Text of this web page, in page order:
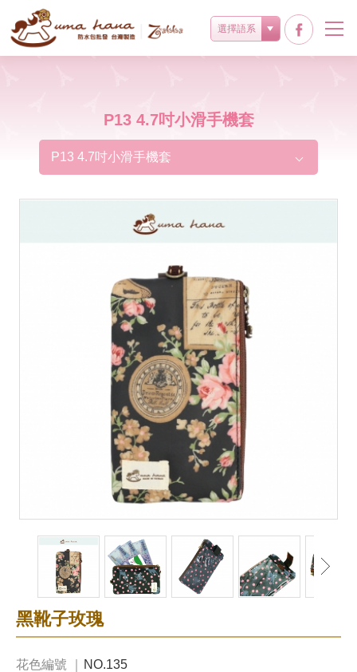
選擇語系
P13 4.7吋小滑手機套
P13 4.7吋小滑手機套
黑靴子玫瑰
花色編號 ｜ NO.135